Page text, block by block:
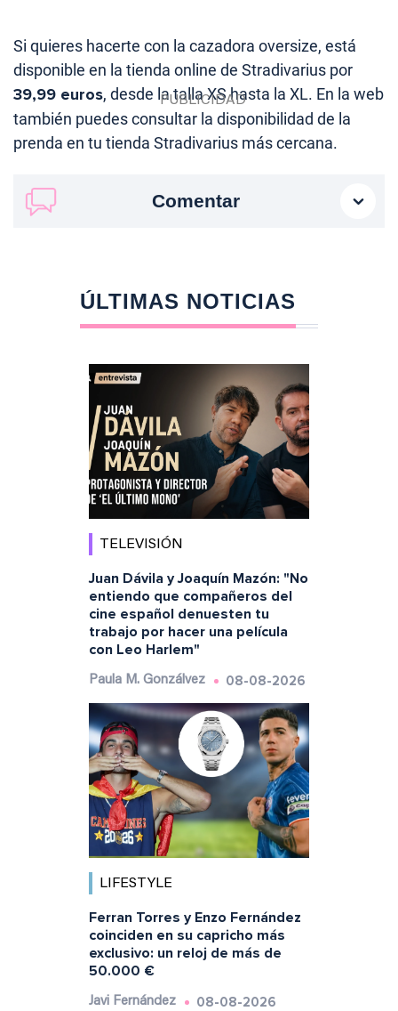
Si quieres hacerte con la cazadora oversize, está
disponible en la tienda online de Stradivarius por
39,99 euros, desde la talla XS hasta la XL. En la web
también puedes consultar la disponibilidad de la
prenda en tu tienda Stradivarius más cercana.
Comentar
ÚLTIMAS NOTICIAS
TELEVISIÓN
Juan Dávila y Joaquín Mazón: "No
entiendo que compañeros del
cine español denuesten tu
trabajo por hacer una película
con Leo Harlem"
Paula M. Gonzálvez 08-08-2026
LIFESTYLE
Ferran Torres y Enzo Fernández
coinciden en su capricho más
exclusivo: un reloj de más de
50.000 €
Javi Fernández 08-08-2026